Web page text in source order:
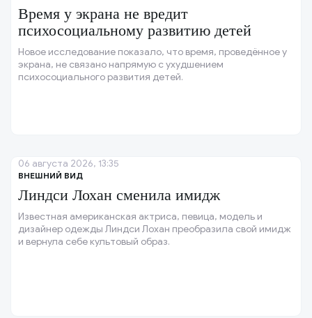
Время у экрана не вредит
психосоциальному развитию детей
Новое исследование показало, что время, проведённое у
экрана, не связано напрямую с ухудшением
психосоциального развития детей.
ВНЕШНИЙ ВИД
Линдси Лохан сменила имидж
Известная американская актриса, певица, модель и
дизайнер одежды Линдси Лохан преобразила свой имидж
и вернула себе культовый образ.
06 августа 2026, 13:35